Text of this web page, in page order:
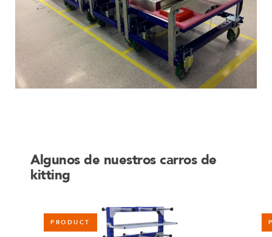
Algunos de nuestros carros de
kitting
PRODUCT